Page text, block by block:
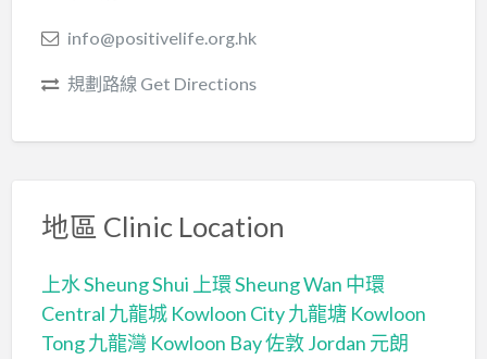
info@positivelife.org.hk
規劃路線 Get Directions
地區 Clinic Location
上水 Sheung Shui 上環 Sheung Wan 中環
Central 九龍城 Kowloon City九龍塘 Kowloon
Tong九龍灣 Kowloon Bay佐敦 Jordan 元朗